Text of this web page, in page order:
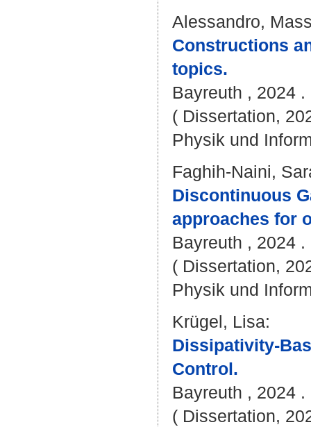
Alessandro,
Constructions
topics.
Bayreuth , 2024 .
( Dissertation,
Physik und
Faghih-Naini,
Discontinuous
approaches for
Bayreuth , 2024 .
( Dissertation,
Physik und
Krügel, Lisa:
Dissipativity-
Control.
Bayreuth , 2024
( Dissertation,